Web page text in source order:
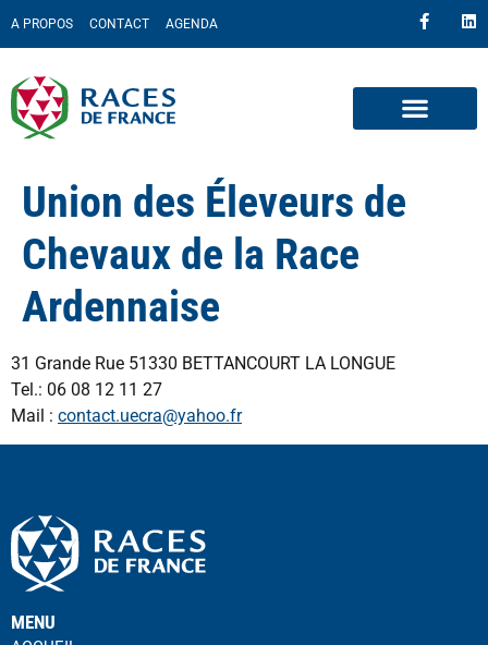
A PROPOS CONTACT AGENDA
Union des Éleveurs de
Chevaux de la Race
Ardennaise
31 Grande Rue 51330 BETTANCOURT LA LONGUE
Tel.: 06 08 12 11 27
Mail : contact.uecra@yahoo.fr
MENU